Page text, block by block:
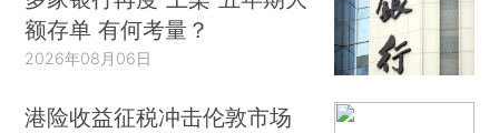
额存单 有何考量？
2026年08月06日
港险收益征税冲击伦敦市场